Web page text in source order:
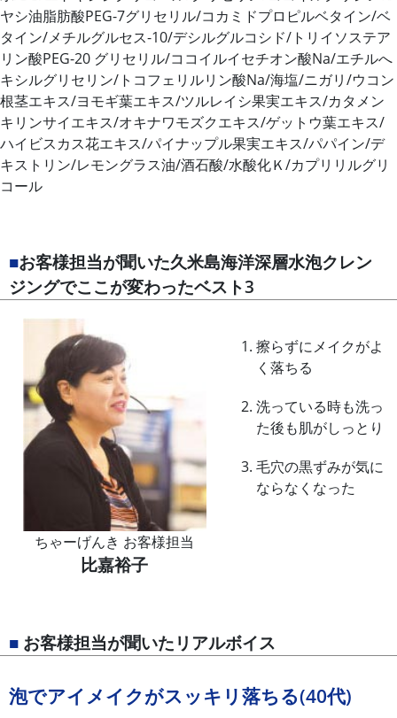
ヤシ油脂肪酸PEG-7グリセリル/コカミドプロピルベタイン/ベ
タイン/メチルグルセス-10/デシルグルコシド/トリイソステア
リン酸PEG-20 グリセリル/ココイルイセチオン酸Na/エチルへ
キシルグリセリン/トコフェリルリン酸Na/海塩/ニガリ/ウコン
根茎エキス/ヨモギ葉エキス/ツルレイシ果実エキス/カタメン
キリンサイエキス/オキナワモズクエキス/ゲットウ葉エキス/
ハイビスカス花エキス/パイナップル果実エキス/パパイン/デ
キストリン/レモングラス油/酒石酸/水酸化Ｋ/カプリリルグリ
コール
■お客様担当が聞いた久米島海洋深層水泡クレン
ジングでここが変わったベスト3
ちゃーげんき お客様担当
比嘉裕子
擦らずにメイクがよ
く落ちる
洗っている時も洗っ
た後も肌がしっとり
毛穴の黒ずみが気に
ならなくなった
■ お客様担当が聞いたリアルボイス
泡でアイメイクがスッキリ落ちる(40代)